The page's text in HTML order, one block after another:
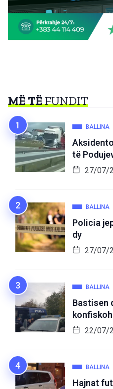
MË TËFUNDIT
BALLINA
të
27/07/
BALLINA
Policia
dy
27/07/
BALLINA
Bastisen
22/07/
BALLINA
Hajnat